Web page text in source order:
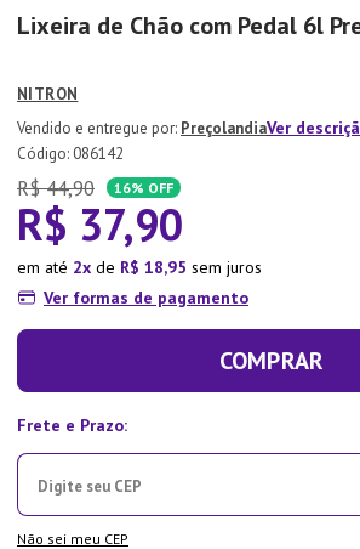
Lixeira de Chão com Pedal 6l
NITRON
PreçolandiaVer
: 086142
R$ 44,90 16% OFF
R$ 37,90
em até 2 de R$ 18,95 sem juros
Ver formas de pagamento
COMPRAR
Não sei meu CEP
10º Lixeira